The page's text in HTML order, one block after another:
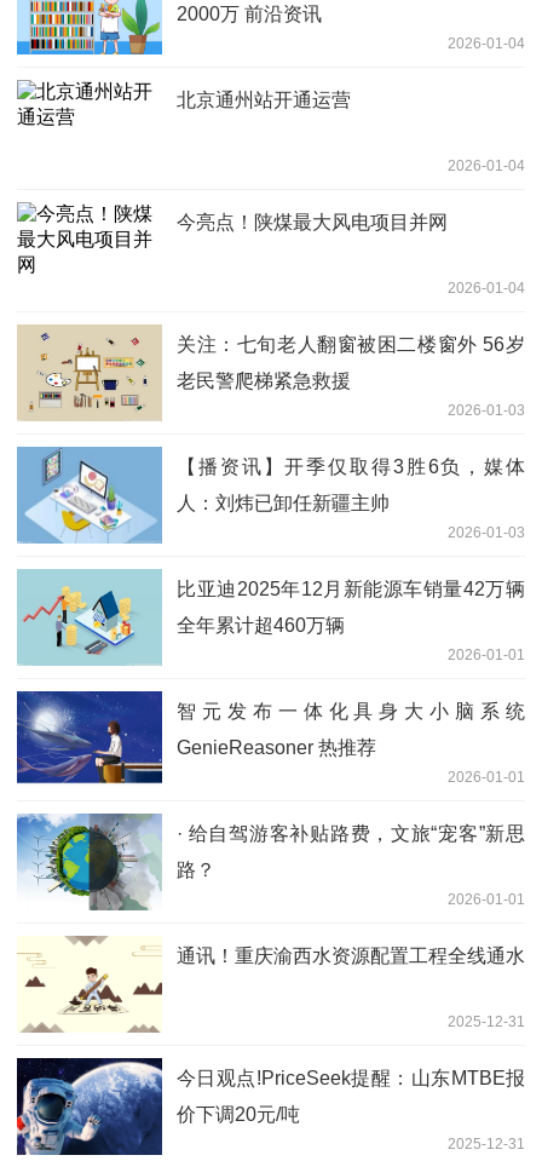
2000万 前沿资讯
2026-01-04
北京通州站开通运营
2026-01-04
今亮点！陕煤最大风电项目并网
2026-01-04
关注：七旬老人翻窗被困二楼窗外 56岁
老民警爬梯紧急救援
2026-01-03
【播资讯】开季仅取得3胜6负，媒体
人：刘炜已卸任新疆主帅
2026-01-03
比亚迪2025年12月新能源车销量42万辆
全年累计超460万辆
2026-01-01
智元发布一体化具身大小脑系统
GenieReasoner 热推荐
2026-01-01
· 给自驾游客补贴路费，文旅“宠客”新思
路？
2026-01-01
通讯！重庆渝西水资源配置工程全线通水
2025-12-31
今日观点!PriceSeek提醒：山东MTBE报
价下调20元/吨
2025-12-31